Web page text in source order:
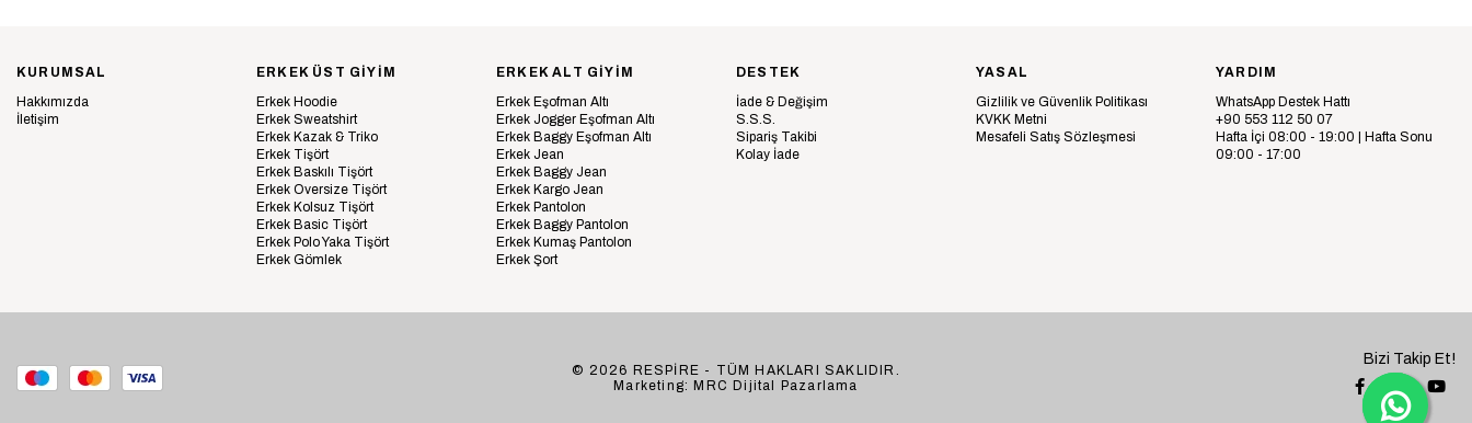
KURUMSAL
Hakkımızda
İletişim
ERKEK ÜST GİYİM
Erkek Hoodie
Erkek Sweatshirt
Erkek Kazak & Triko
Erkek Tişört
Erkek Baskılı Tişört
Erkek Oversize Tişört
Erkek Kolsuz Tişört
Erkek Basic Tişört
Erkek Polo Yaka Tişört
Erkek Gömlek
ERKEK ALT GİYİM
Erkek Eşofman Altı
Erkek Jogger Eşofman Altı
Erkek Baggy Eşofman Altı
Erkek Jean
Erkek Baggy Jean
Erkek Kargo Jean
Erkek Pantolon
Erkek Baggy Pantolon
Erkek Kumaş Pantolon
Erkek Şort
DESTEK
İade & Değişim
S.S.S.
Sipariş Takibi
Kolay İade
YASAL
Gizlilik ve Güvenlik Politikası
KVKK Metni
Mesafeli Satış Sözleşmesi
YARDIM
WhatsApp Destek Hattı
+90 553 112 50 07
Hafta İçi 08:00 - 19:00 | Hafta Sonu
09:00 - 17:00
© 2026 RESPİRE - TÜM HAKLARI SAKLIDIR.
Marketing: MRC Dijital Pazarlama
Bizi Takip Et!